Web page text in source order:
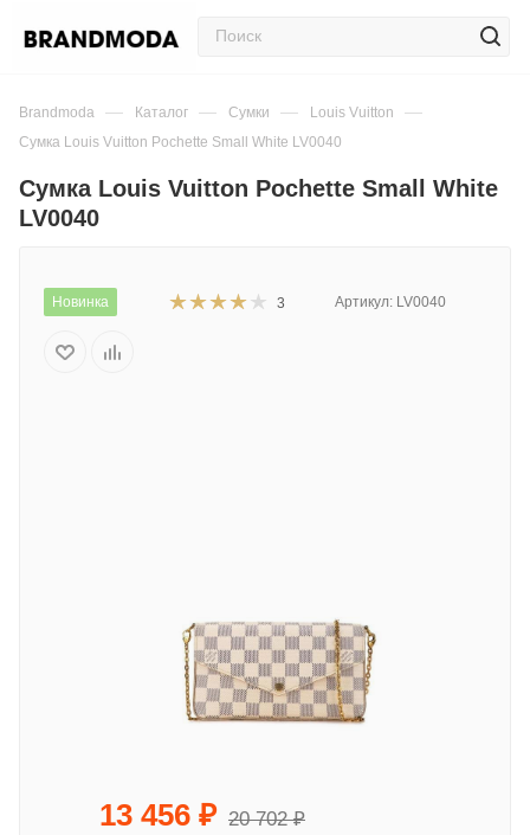
Brandmoda — Каталог — Сумки — Louis Vuitton —
Сумка Louis Vuitton Pochette Small White LV0040
Сумка Louis Vuitton Pochette Small White
LV0040
Новинка 3 Артикул: LV0040
13 456 ₽ 20 702₽